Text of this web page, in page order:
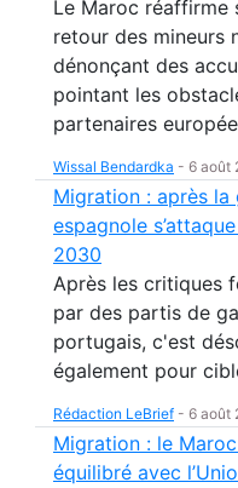
Le Maroc réaffirme
retour des mineurs
dénonçant des
pointant les
partenaires
Wissal Bendardka - 6 août
Migration : après la
espagnole
2030
Après les critiques
par des partis de
portugais, c'est
également pour
Rédaction LeBrief - 6 août
Migration : le
équilibré avec